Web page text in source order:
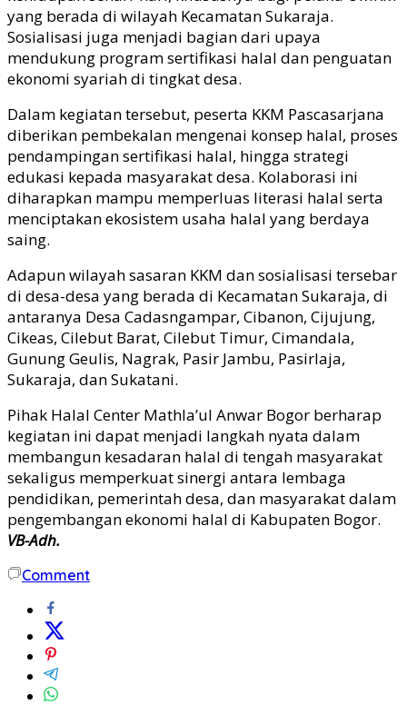
yang berada di wilayah Kecamatan Sukaraja.
Sosialisasi juga menjadi bagian dari upaya
mendukung program sertifikasi halal dan penguatan
ekonomi syariah di tingkat desa.
Dalam kegiatan tersebut, peserta KKM Pascasarjana
diberikan pembekalan mengenai konsep halal, proses
pendampingan sertifikasi halal, hingga strategi
edukasi kepada masyarakat desa. Kolaborasi ini
diharapkan mampu memperluas literasi halal serta
menciptakan ekosistem usaha halal yang berdaya
saing.
Adapun wilayah sasaran KKM dan sosialisasi tersebar
di desa-desa yang berada di Kecamatan Sukaraja, di
antaranya Desa Cadasngampar, Cibanon, Cijujung,
Cikeas, Cilebut Barat, Cilebut Timur, Cimandala,
Gunung Geulis, Nagrak, Pasir Jambu, Pasirlaja,
Sukaraja, dan Sukatani.
Pihak Halal Center Mathla’ul Anwar Bogor berharap
kegiatan ini dapat menjadi langkah nyata dalam
membangun kesadaran halal di tengah masyarakat
sekaligus memperkuat sinergi antara lembaga
pendidikan, pemerintah desa, dan masyarakat dalam
pengembangan ekonomi halal di Kabupaten Bogor.
VB-Adh.
Comment